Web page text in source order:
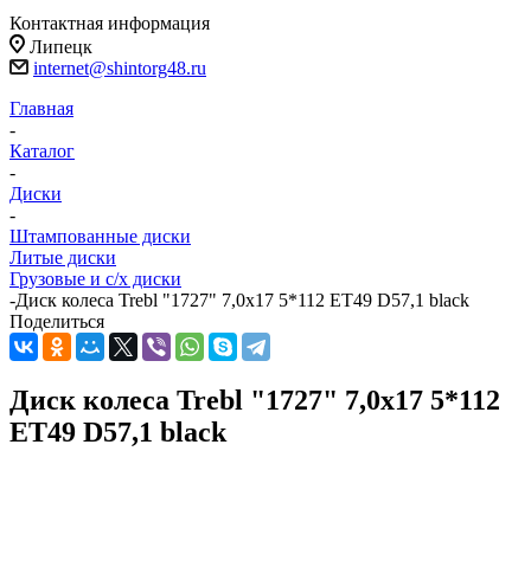
Контактная информация
Липецк
internet@shintorg48.ru
Главная
-
Каталог
-
Диски
-
Штампованные диски
Литые диски
Грузовые и с/х диски
-Диск колеса Trebl "1727" 7,0х17 5*112 ET49 D57,1 black
Поделиться
Диск колеса Trebl "1727" 7,0х17 5*112
ET49 D57,1 black